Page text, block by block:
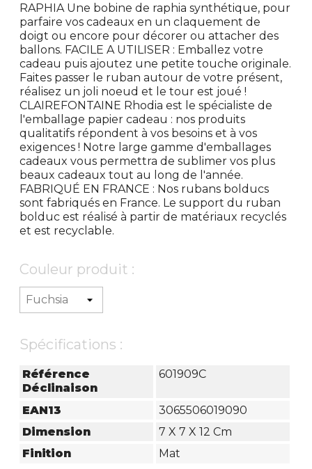
RAPHIA Une bobine de raphia synthétique, pour
parfaire vos cadeaux en un claquement de
doigt ou encore pour décorer ou attacher des
ballons. FACILE A UTILISER : Emballez votre
cadeau puis ajoutez une petite touche originale.
Faites passer le ruban autour de votre présent,
réalisez un joli noeud et le tour est joué !
CLAIREFONTAINE Rhodia est le spécialiste de
l'emballage papier cadeau : nos produits
qualitatifs répondent à vos besoins et à vos
exigences ! Notre large gamme d'emballages
cadeaux vous permettra de sublimer vos plus
beaux cadeaux tout au long de l'année.
FABRIQUÉ EN FRANCE : Nos rubans bolducs
sont fabriqués en France. Le support du ruban
bolduc est réalisé à partir de matériaux recyclés
et est recyclable.
Couleur produit :
Spécifications :
Référence
Déclinaison
601909C
EAN13
3065506019090
Dimension
7 X 7 X 12 Cm
Finition
Mat